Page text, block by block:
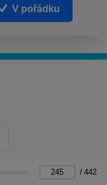
/ 442
V pořádku